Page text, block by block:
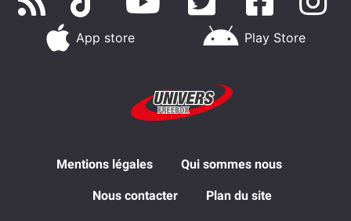
App store Play Store
Mentions légales Qui sommes nous
Nous contacter Plan du site